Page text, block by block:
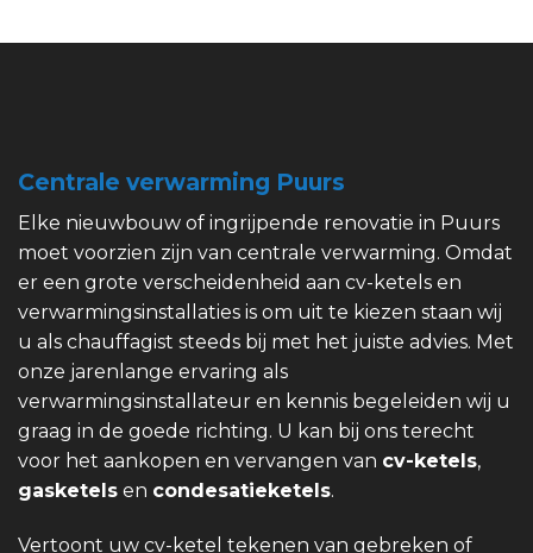
Centrale verwarming Puurs
Elke nieuwbouw of ingrijpende renovatie in Puurs
moet voorzien zijn van centrale verwarming. Omdat
er een grote verscheidenheid aan cv-ketels en
verwarmingsinstallaties is om uit te kiezen staan wij
u als chauffagist steeds bij met het juiste advies. Met
onze jarenlange ervaring als
verwarmingsinstallateur en kennis begeleiden wij u
graag in de goede richting. U kan bij ons terecht
voor het aankopen en vervangen van cv-ketels,
gasketels en condesatieketels.
Vertoont uw cv-ketel tekenen van gebreken of